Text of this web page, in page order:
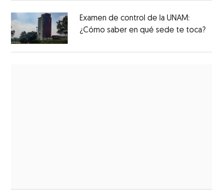
Examen de control de la UNAM:
¿Cómo saber en qué sede te toca?